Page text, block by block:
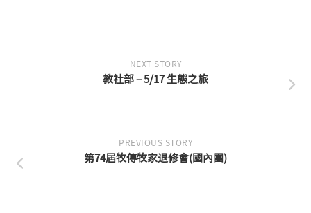
NEXT STORY
教社部 – 5/17 生態之旅
PREVIOUS STORY
第74屆牧傳牧家退修會(國內團)